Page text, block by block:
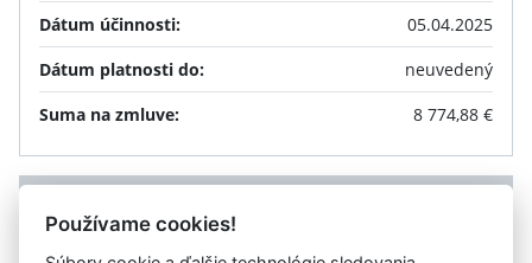
Dátum účinnosti:
05.04.2025
Dátum platnosti do:
neuvedený
Suma na zmluve:
8 774,88 €
Používame cookies!